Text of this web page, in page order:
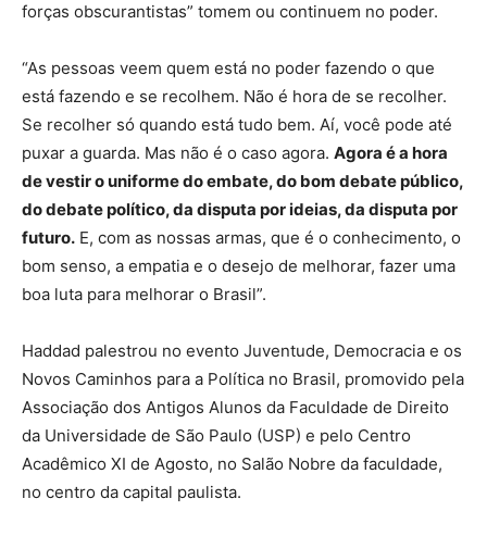
forças obscurantistas” tomem ou continuem no poder.
“As pessoas veem quem está no poder fazendo o que
está fazendo e se recolhem. Não é hora de se recolher.
Se recolher só quando está tudo bem. Aí, você pode até
puxar a guarda. Mas não é o caso agora. Agora é a hora
de vestir o uniforme do embate, do bom debate público,
do debate político, da disputa por ideias, da disputa por
futuro. E, com as nossas armas, que é o conhecimento, o
bom senso, a empatia e o desejo de melhorar, fazer uma
boa luta para melhorar o Brasil”.
Haddad palestrou no evento Juventude, Democracia e os
Novos Caminhos para a Política no Brasil, promovido pela
Associação dos Antigos Alunos da Faculdade de Direito
da Universidade de São Paulo (USP) e pelo Centro
Acadêmico XI de Agosto, no Salão Nobre da faculdade,
no centro da capital paulista.